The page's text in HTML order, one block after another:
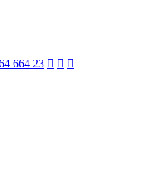
664 23